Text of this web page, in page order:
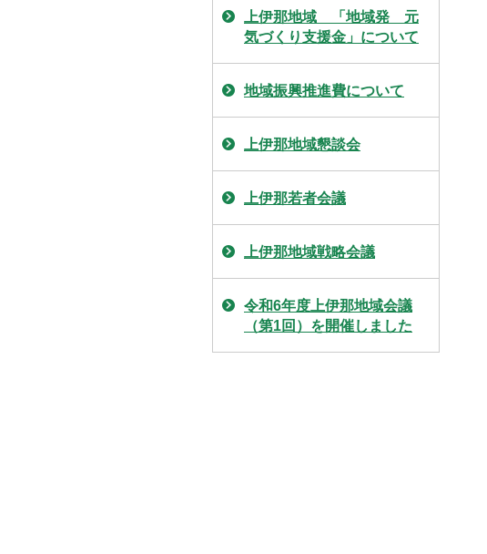
上伊那地域 「地域発 元
気づくり支援金」について
地域振興推進費について
上伊那地域懇談会
上伊那若者会議
上伊那地域戦略会議
令和6年度上伊那地域会議
（第1回）を開催しました